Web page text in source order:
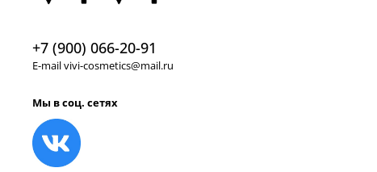
+7 (900) 066-20-91
E-mail vivi-cosmetics@mail.ru
Мы в соц. сетях